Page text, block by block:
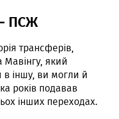
ПСЖ
трансферів,
Мавінгу, який
в іншу, ви могли й
років подавав
інших переходах.